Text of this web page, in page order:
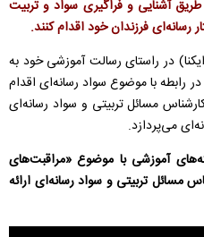
آشنایی و فراگیری سواد و تربیت
رسانه‌ای فرزندان خود اقدام کنند.
در راستای رسالت آموزشی خود به
رابطه با موضوع سواد رسانه‌ای اقدام
مسائل تربیتی و سواد رسانه‌ای
می‌پردازد.
آموزشی با موضوع «مراقبت‌های
مسائل تربیتی و سواد رسانه‌ای ارائه